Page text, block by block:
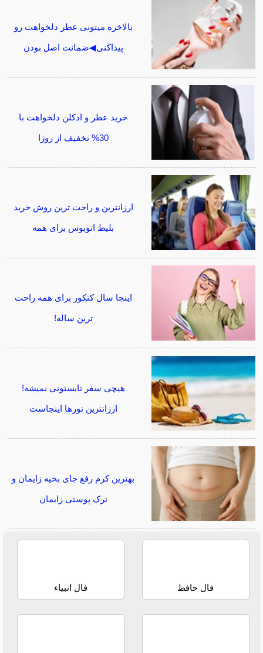
بالاخره میتونی عطر دلخواهت رو
پیداکنی◀ضمانت اصل بودن
خرید عطر و ادکلن دلخواهت با
30% تخفیف از روژا
ارزانترین و راحت ترین روش خرید
بلیط اتوبوس برای همه
اینجا سال کنکور برای همه راحت
ترین ساله!
هیچی سفر تابستونی نمیشه!
ارزانترین تورها اینجاست
بهترین کرم رفع جای بخیه زایمان و
ترک پوستی زایمان
فال حافظ فال انبیاء